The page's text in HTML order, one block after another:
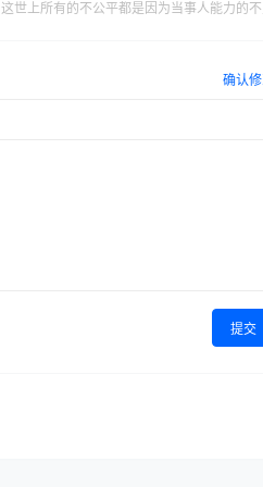
这世上所有的不公平都是因为当事人能力的
确认
提交